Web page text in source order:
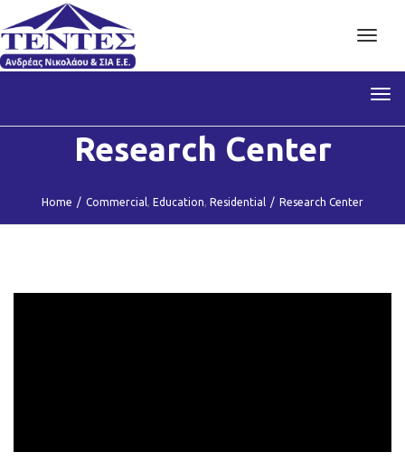
Research Center
Home / Commercial, Education, Residential / Research Center